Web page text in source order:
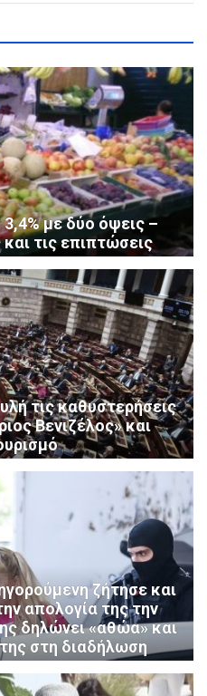
με δύο όψεις –
τις επιπτώσεις
τις καθυστερήσεις
Βενιζέλος» και
ζήτησε και
απολογία της την
δηλώνει «αθώα» και
στη διαδήλωση